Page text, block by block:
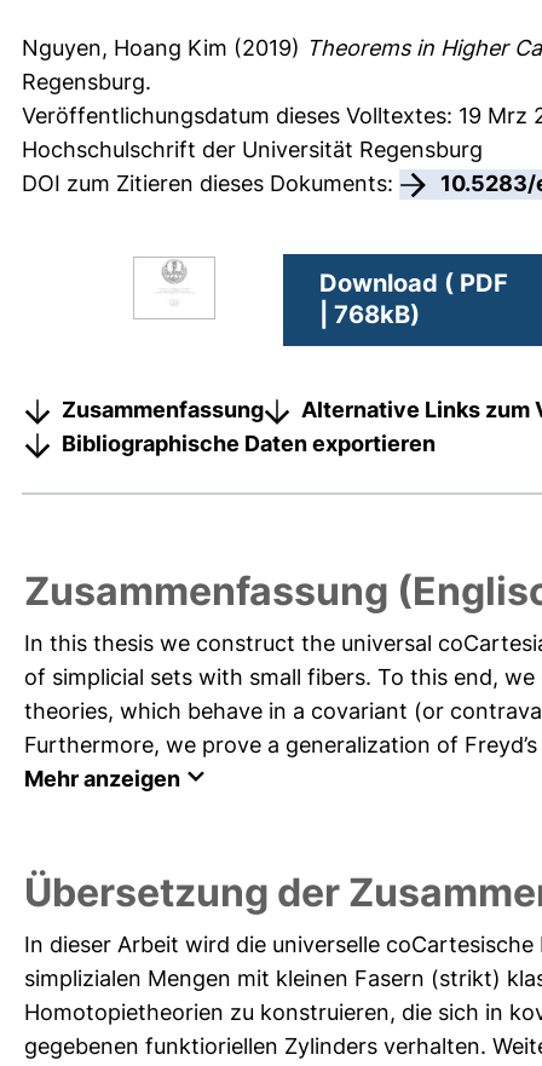
Nguyen, Hoang Kim (2019) Theorems in Higher
Regensburg.
Veröffentlichungsdatum dieses Volltextes: 19 Mrz
Hochschulschrift der Universität Regensburg
DOI zum Zitieren dieses Dokuments:
Download ( PDF
| 768kB)
Zusammenfassung
Alternative Links zum
Bibliographische Daten exportieren
Zusammenfassung
In this thesis we construct the universal
of simplicial sets with small fibers. To this end,
theories, which behave in a covariant (or
Furthermore, we prove a generalization of
Mehr anzeigen
Übersetzung der
In dieser Arbeit wird die universelle
simplizialen Mengen mit kleinen Fasern (strikt)
Homotopietheorien zu konstruieren, die sich in
gegebenen funktioriellen Zylinders verhalten.